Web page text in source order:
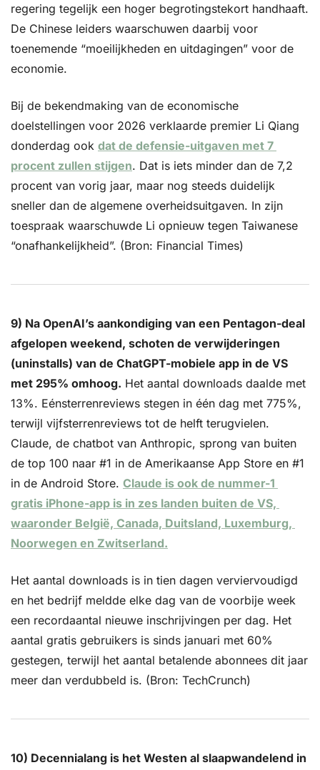
regering tegelijk een hoger begrotingstekort handhaaft.
De Chinese leiders waarschuwen daarbij voor
toenemende “moeilijkheden en uitdagingen” voor de
economie.
Bij de bekendmaking van de economische
doelstellingen voor 2026 verklaarde premier Li Qiang
donderdag ook dat de defensie-uitgaven met 7
procent zullen stijgen. Dat is iets minder dan de 7,2
procent van vorig jaar, maar nog steeds duidelijk
sneller dan de algemene overheidsuitgaven. In zijn
toespraak waarschuwde Li opnieuw tegen Taiwanese
“onafhankelijkheid”. (Bron: Financial Times)
9) Na OpenAI’s aankondiging van een Pentagon-deal
afgelopen weekend, schoten de verwijderingen
(uninstalls) van de ChatGPT-mobiele app in de VS
met 295% omhoog. Het aantal downloads daalde met
13%. Eénsterrenreviews stegen in één dag met 775%,
terwijl vijfsterrenreviews tot de helft terugvielen.
Claude, de chatbot van Anthropic, sprong van buiten
de top 100 naar #1 in de Amerikaanse App Store en #1
in de Android Store. Claude is ook de nummer-1
gratis iPhone-app is in zes landen buiten de VS,
waaronder België, Canada, Duitsland, Luxemburg,
Noorwegen en Zwitserland.
Het aantal downloads is in tien dagen verviervoudigd
en het bedrijf meldde elke dag van de voorbije week
een recordaantal nieuwe inschrijvingen per dag. Het
aantal gratis gebruikers is sinds januari met 60%
gestegen, terwijl het aantal betalende abonnees dit jaar
meer dan verdubbeld is. (Bron: TechCrunch)
10) Decennialang is het Westen al slaapwandelend in